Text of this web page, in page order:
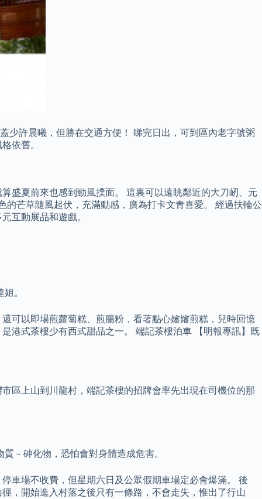
少許晨曦，但勝在交通方便！ 睇完日出，可到區內老字號粥
依舊。
盛夏前來也感到勁風撲面。 這裏可以遠眺鄰近的大刀屻、元
芒草隨風起伏，充滿動感，廣為打卡文青喜愛。 經過扶輪公
互動展品和遊戲。
。
可以即場煎蘿蔔糕、煎腸粉，看著點心嬸嬸煎糕，兒時回憶
港式茶樓少有西式甜品之一。 端記茶樓泊車 【明報專訊】既
區上山到川龍村，端記茶樓的招牌會率先出現在司機位的那
－砷化物，恐怕會對身體造成危害。
車場不收費，但星期六日及公眾假期車場定必會爆滿。 後
，開始進入村落之後只有一條路，不會走失，惟出了行山